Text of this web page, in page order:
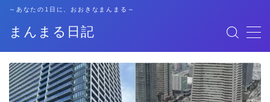
まんまる日記
～あなたの1日に、おおきなまんまる～
格安SIM